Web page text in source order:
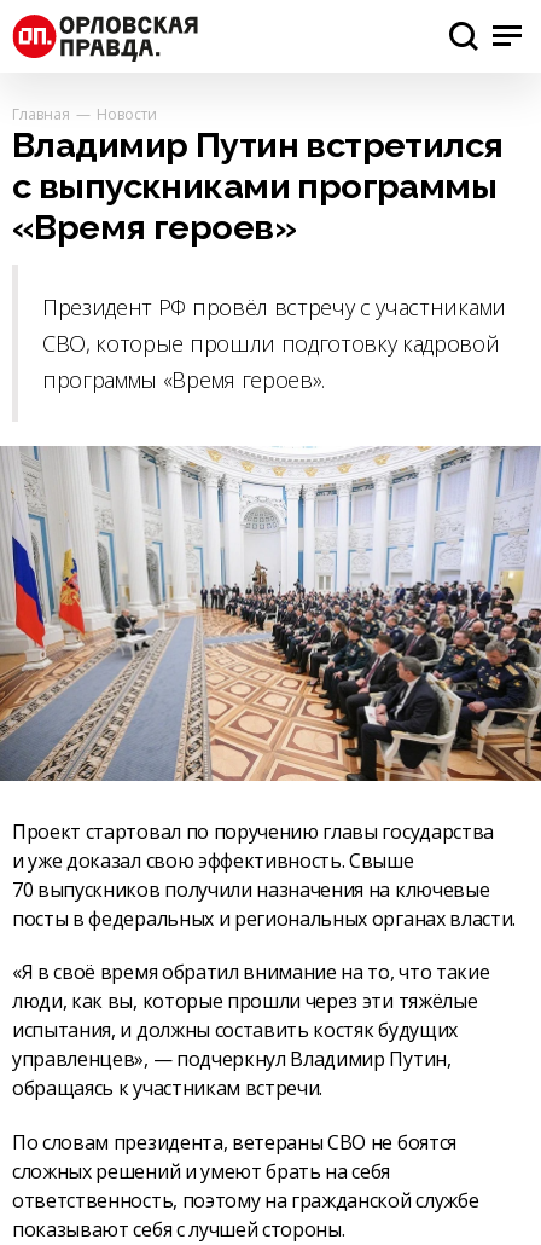
Главная Новости
Владимир Путин встретился
с выпускниками программы
«Время героев»
Президент РФ провёл встречу с участниками
СВО, которые прошли подготовку кадровой
программы «Время героев».
Проект стартовал по поручению главы государства
и уже доказал свою эффективность. Свыше
70 выпускников получили назначения на ключевые
посты в федеральных и региональных органах власти.
«Я в своё время обратил внимание на то, что такие
люди, как вы, которые прошли через эти тяжёлые
испытания, и должны составить костяк будущих
управленцев», — подчеркнул Владимир Путин,
обращаясь к участникам встречи.
По словам президента, ветераны СВО не боятся
сложных решений и умеют брать на себя
ответственность, поэтому на гражданской службе
показывают себя с лучшей стороны.